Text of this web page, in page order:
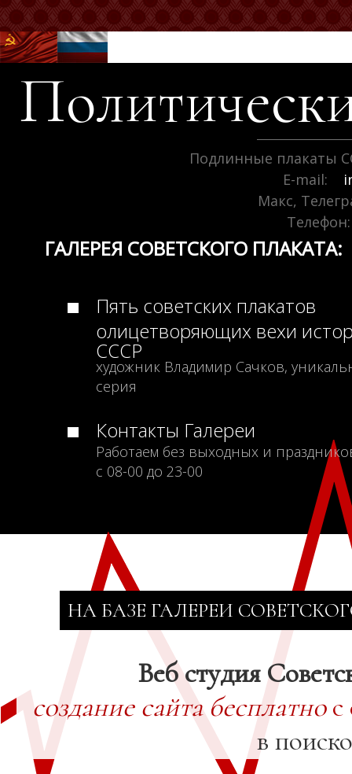
Подлинные плакаты
E-mail:
Макс,
Телефон:
ГАЛЕРЕЯ СОВЕТСКОГО ПЛАКАТА:
Пять советских плакатов
олицетворяющих вехи
СССР
художник Владимир Сачков,
серия
Контакты Галереи
Работаем без выходных и
с 08-00 до 23-00
НА БАЗЕ ГАЛЕРЕИ
Веб студия
создание сайта бесплатнос
в